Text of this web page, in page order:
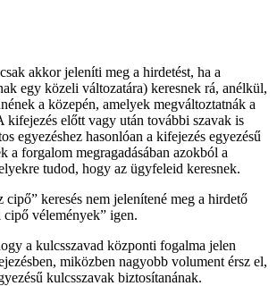
csak akkor jeleníti meg a hirdetést, ha a
egy közeli változatára) keresnek rá, anélkül,
a közepén, amelyek megváltoztatnák a
kifejezés előtt vagy után további szavak is
egyezéshez hasonlóan a kifejezés egyezésű
a forgalom megragadásában azokból a
tudod, hogy az ügyfeleid keresnek.
cipő” keresés nem jelenítené meg a hirdető
cipő vélemények” igen.
a kulcsszavad központi fogalma jelen
miközben nagyobb volument érsz el,
kulcsszavak biztosítanának.